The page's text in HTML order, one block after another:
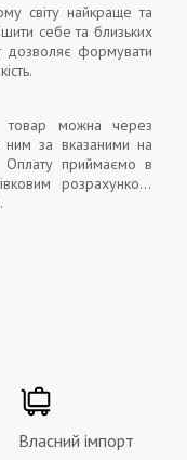
світу найкраще та
себе та близьких
дозволяє формувати
товар можна через
ним за вказаними на
Оплату приймаємо в
розрахунком,
Власний імпорт